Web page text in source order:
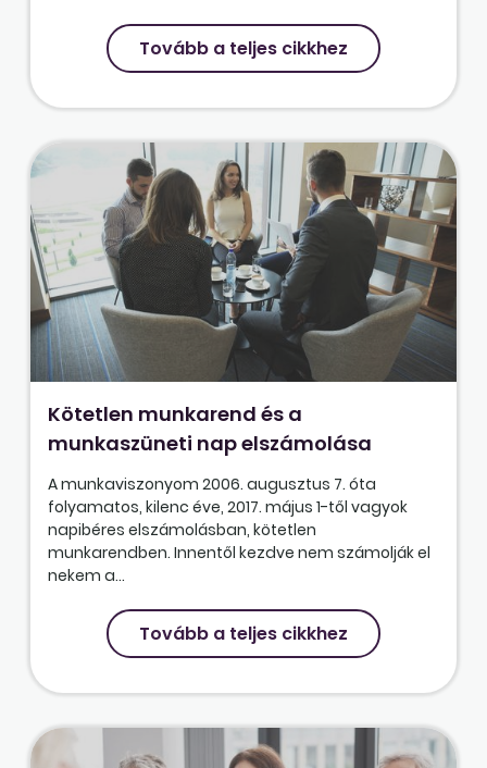
Tovább a teljes cikkhez
Kötetlen munkarend és a
munkaszüneti nap elszámolása
A munkaviszonyom 2006. augusztus 7. óta
folyamatos, kilenc éve, 2017. május 1-től vagyok
napibéres elszámolásban, kötetlen
munkarendben. Innentől kezdve nem számolják el
nekem a...
Tovább a teljes cikkhez